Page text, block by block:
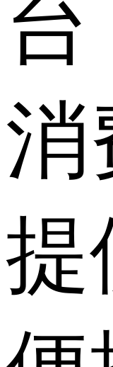
台
消
提